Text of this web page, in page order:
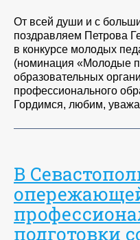
От всей души и с
поздравляем Петрова
в конкурсе молодых
(номинация «Молодые
образовательных
профессионального
Гордимся, любим,
В
подготовки